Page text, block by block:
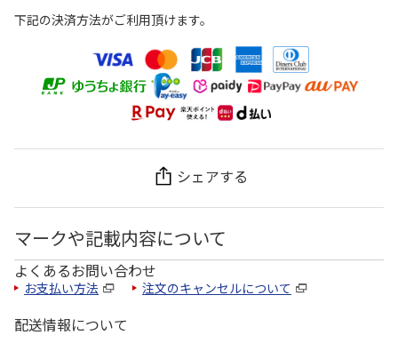
下記の決済方法がご利用頂けます。
シェアする
マークや記載内容について
よくあるお問い合わせ
お支払い方法 注文のキャンセルについて
配送情報について